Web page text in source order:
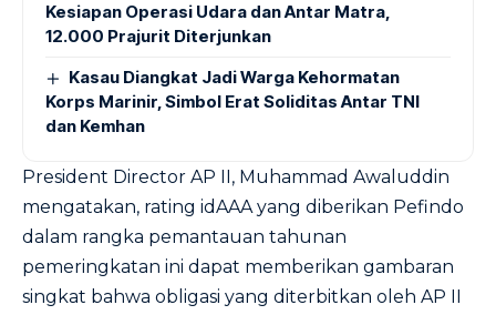
Kesiapan Operasi Udara dan Antar Matra,
12.000 Prajurit Diterjunkan
Kasau Diangkat Jadi Warga Kehormatan
Korps Marinir, Simbol Erat Soliditas Antar TNI
dan Kemhan
President Director AP II, Muhammad Awaluddin
mengatakan, rating idAAA yang diberikan Pefindo
dalam rangka pemantauan tahunan
pemeringkatan ini dapat memberikan gambaran
singkat bahwa obligasi yang diterbitkan oleh AP II